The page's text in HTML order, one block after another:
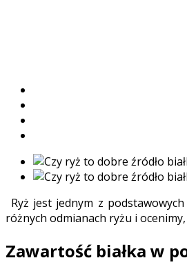
Ryż jest jednym z
różnych odmianach ryżu i
Zawartość białka w